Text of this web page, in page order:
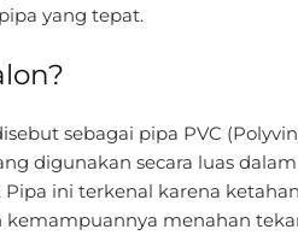
yang tepat.
sebagai pipa PVC
digunakan secara luas
ini terkenal karena
menahan